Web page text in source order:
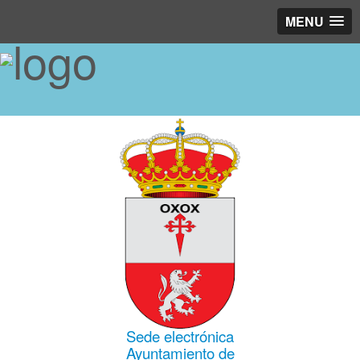
MENU
Sede electrónica
Ayuntamiento de